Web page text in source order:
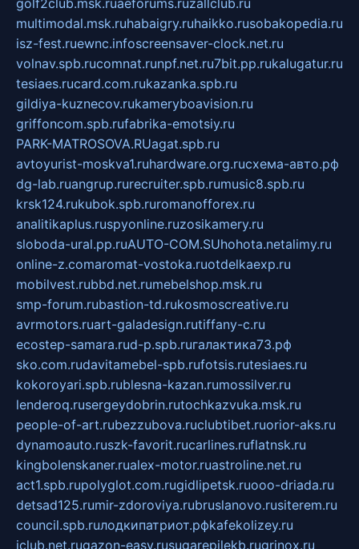
golf2club.msk.ruaeforums.ruzallclub.ru
multimodal.msk.ruhabaigry.ruhaikko.rusobakopedia.ru
isz-fest.ruewnc.infoscreensaver-clock.net.ru
volnav.spb.rucomnat.runpf.net.ru7bit.pp.rukalugatur.ru
tesiaes.rucard.com.rukazanka.spb.ru
gildiya-kuznecov.rukameryboavision.ru
griffoncom.spb.rufabrika-emotsiy.ru
PARK-MATROSOVA.RUagat.spb.ru
avtoyurist-moskva1.ruhardware.org.ruсхема-авто.рф
dg-lab.ruangrup.rurecruiter.spb.rumusic8.spb.ru
krsk124.rukubok.spb.ruromanofforex.ru
analitikaplus.ruspyonline.ruzosikamery.ru
sloboda-ural.pp.ruAUTO-COM.SUhohota.netalimy.ru
online-z.comaromat-vostoka.ruotdelkaexp.ru
mobilvest.rubbd.net.rumebelshop.msk.ru
smp-forum.rubastion-td.rukosmoscreative.ru
avrmotors.ruart-galadesign.rutiffany-c.ru
ecostep-samara.rud-p.spb.ruгалактика73.рф
sko.com.rudavitamebel-spb.rufotsis.rutesiaes.ru
kokoroyari.spb.rublesna-kazan.rumossilver.ru
lenderoq.rusergeydobrin.rutochkazvuka.msk.ru
people-of-art.rubezzubova.ruclubtibet.ruorior-aks.ru
dynamoauto.ruszk-favorit.rucarlines.ruflatnsk.ru
kingbolenskaner.rualex-motor.ruastroline.net.ru
act1.spb.rupolyglot.com.rugidlipetsk.ruooo-driada.ru
detsad125.rumir-zdoroviya.rubruslanovo.rusiterem.ru
council.spb.ruлодкипатриот.рфkafekolizey.ru
iclub.net.rugazon-easy.rusugarepilekb.rugrinox.ru